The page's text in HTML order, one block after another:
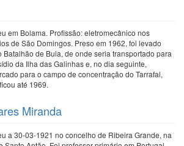
em Bolama. Profissão: eletromecânico nos
de São Domingos. Preso em 1962, foi levado
Batalhão de Bula, de onde seria transportado para
da Ilha das Galinhas e, no dia seguinte,
para o campo de concentração do Tarrafal,
até 1969.
Miranda
a 30-03-1921 no concelho de Ribeira Grande, na